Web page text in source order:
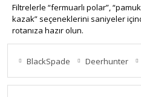
Filtrelerle “fermuarlı polar”,
kazak” seçeneklerini saniyeler
rotanıza hazır olun.
BlackSpade Deerhunter